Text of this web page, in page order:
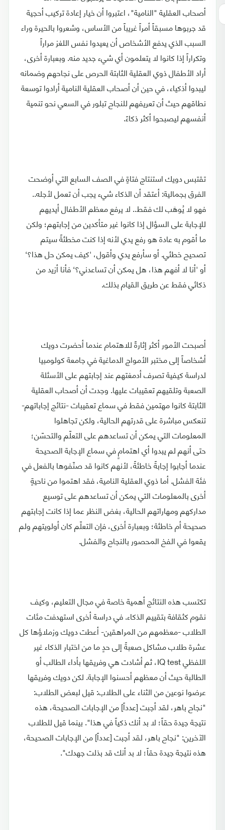
أصحاب العقلية "النامية"، اعتبروا أن خيار إعادة تركيب أحجية
قد جربوها مسبقاً أمراً غريباً من الأساس، وشعروا بالحيرة وراء
السبب الذي يدفع الأشخاص أن يعيدوا نفس اللغز مراراً
وتكراراً إذا كانوا لا يتعلمون أي شيء جديد منه. وبعبارة أخرى،
أراد الأطفال ذوي العقلية الثابتة الحرص على نجاحهم وضمانه
ليبدوا أذكياء، في حين أن أصحاب العقلية النامية أرادوا توسعة
نطاقهم حيث أن تعريفهم للنجاح تبلور في السعي نحو تنمية
أنفسهم ليصبحوا أكثر ذكاءً.
تقتبس دويك استنتاج فتاةٍ في الصف السابع التي أوضحت
الفرق بجمالية: أعتقد أن الذكاء شيء يجب أن تعمل لأجله..
فهو لا يُوهَب لك فقط.. لا يرفع معظم الأطفال أيديهم
للإجابة على السؤال إذا كانوا غير متأكدين من إجابتهم؛ ولكن
ما أقوم به عادة هو رفع يدي لأنه إذا كنت مخطئةً سيتم
تصحيح خطئي. أو سأرفع يدي وأقول، 'كيف يمكن حل هذا؟‘
أو 'أنا لا أفهم هذا، هل يمكن أن تساعدني؟‘ فأنا أزيد من
ذكائي فقط عن طريق القيام بذلك.
أصبحت الأمور أكثر إثارةً للاهتمام عندما أحضرت دويك
أشخاصاً إلى مختبر الأمواج الدماغية في جامعة كولومبيا
لدراسة كيفية تصرف أدمغتهم عند إجابتهم على الأسئلة
الصعبة وتلقيهم تعقيبات عليها. وجدت أن أصحاب العقلية
الثابتة كانوا مهتمين فقط في سماع تعقيبات -نتائج إجاباتهم-
تنعكس مباشرة على قدرتهم الحالية، ولكن تجاهلوا
المعلومات التي يمكن أن تساعدهم على التعلّم والتحسّن؛
حتى أنهم لم يبدوا أي اهتمامٍ في سماع الإجابة الصحيحة
عندما أجابوا إجابةً خاطئةً، لأنهم كانوا قد صنّفوها بالفعل في
فئة الفشل. أما ذوي العقلية النامية، فقد اهتموا من ناحيةٍ
أخرى بالمعلومات التي يمكن أن تساعدهم على توسيع
مداركهم ومهاراتهم الحالية، بغض النظر عما إذا كانت إجابتهم
صحيحة أم خاطئة؛ وبعبارة أخرى، فإن التعلّم كان أولويتهم ولم
يقعوا في الفخ المحصور بالنجاح والفشل.
تكتسب هذه النتائج أهمية خاصة في مجال التعليم، وكيف
نقوم كثقافة بتقييم الذكاء. في دراسة أخرى استهدفت مئات
الطلاب -معظمهم من المراهقين- أعطت دويك وزملاؤها كل
عشرة طلاب مشاكل صعبةً إلى حدٍ ما من اختبار الذكاء غير
اللفظي IQ test، ثم أشادت هي وفريقها بأداء الطالب أو
الطالبة حيث أن معظهم أحسنوا الإجابة. لكن دويك وفريقها
عرضوا نوعين من الثناء على الطلاب: قيل لبعض الطلاب:
"نجاح باهر، لقد أجبت [عدداً] من الإجابات الصحيحة، هذه
نتيجة جيدة حقاً؛ لا بد أنك ذكياً في هذا". بينما قيل للطلاب
الآخرين: "نجاح باهر، لقد أجبت [عدداً] من الإجابات الصحيحة،
هذه نتيجة جيدة حقاً؛ لا بد أنك قد بذلت جهدك".